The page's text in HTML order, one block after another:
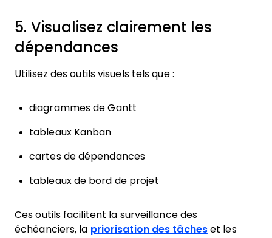
5. Visualisez clairement les
dépendances
Utilisez des outils visuels tels que :
diagrammes de Gantt
tableaux Kanban
cartes de dépendances
tableaux de bord de projet
Ces outils facilitent la surveillance des
échéanciers, la priorisation des tâcheset les